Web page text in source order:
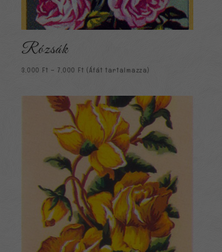
Rózsák
3,000 Ft – 7,000 Ft Ártartomány:
7,000 Ft
(Áfát tartalmazza)